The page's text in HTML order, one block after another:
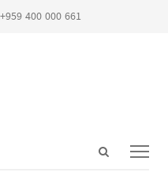
400 000 661
Open